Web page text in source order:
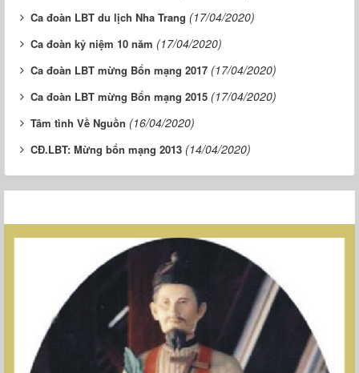
Ca đoàn LBT du lịch Nha Trang (17/04/2020)
Ca đoàn kỷ niệm 10 năm (17/04/2020)
Ca đoàn LBT mừng Bổn mạng 2017 (17/04/2020)
Ca đoàn LBT mừng Bổn mạng 2015 (17/04/2020)
Tâm tình Về Nguồn (16/04/2020)
CĐ.LBT: Mừng bổn mạng 2013 (14/04/2020)